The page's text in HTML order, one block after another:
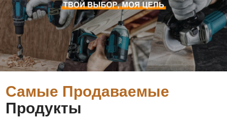
Самые Продаваемые
Продукты